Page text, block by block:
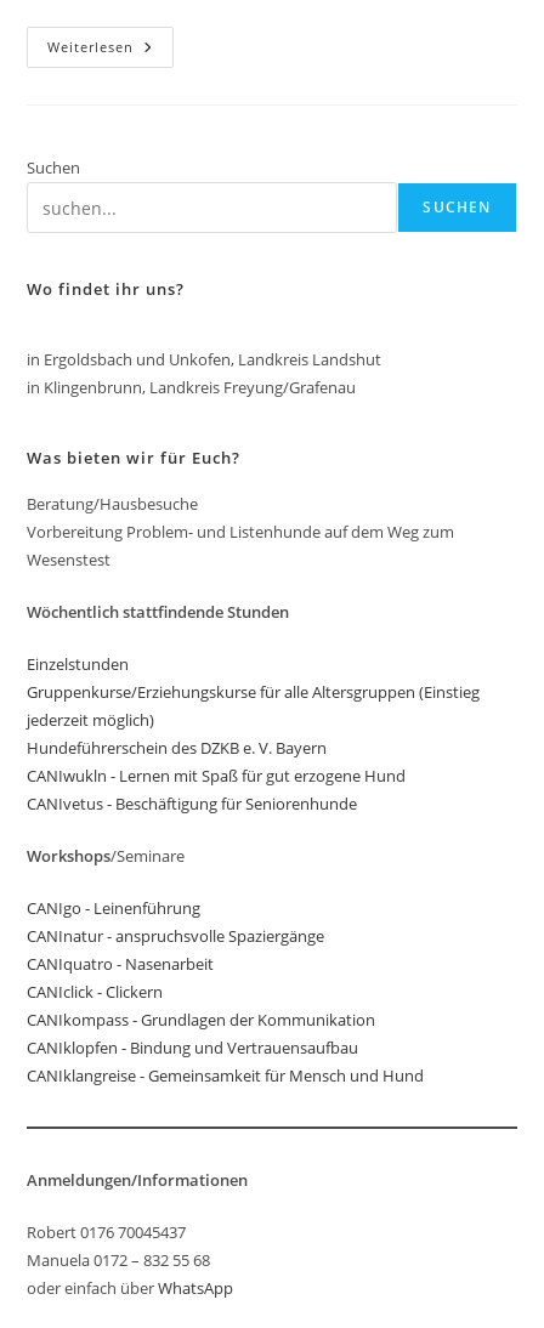
Weiterlesen 14.12.2024
–
Suchen
SUCHEN
Wo findet ihr uns?
in Ergoldsbach und Unkofen, Landkreis Landshut
in Klingenbrunn, Landkreis Freyung/Grafenau
Was bieten wir für Euch?
Beratung/Hausbesuche
Vorbereitung Problem- und Listenhunde auf dem Weg zum
Wesenstest
Wöchentlich stattfindende Stunden
Einzelstunden
Gruppenkurse/Erziehungskurse für alle Altersgruppen (Einstieg
jederzeit möglich)
Hundeführerschein des DZKB e. V. Bayern
CANIwukln - Lernen mit Spaß für gut erzogene Hund
CANIvetus - Beschäftigung für Seniorenhunde
Workshops/Seminare
CANIgo - Leinenführung
CANInatur - anspruchsvolle Spaziergänge
CANIquatro - Nasenarbeit
CANIclick - Clickern
CANIkompass - Grundlagen der Kommunikation
CANIklopfen - Bindung und Vertrauensaufbau
CANIklangreise - Gemeinsamkeit für Mensch und Hund
Anmeldungen/Informationen
Robert 0176 70045437
Manuela 0172 – 832 55 68
oder einfach überWhatsApp